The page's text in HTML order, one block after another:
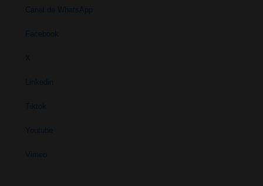
Canal de WhatsApp
Facebook
X
Linkedin
Tiktok
Youtube
Vimeo